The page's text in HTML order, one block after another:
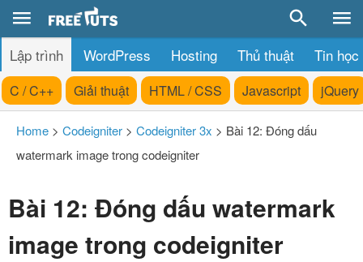
Lập trình WordPress Hosting Thủ thuật Tin học
C / C++ Giải thuật HTML / CSS Javascript jQuery
Home > Codeigniter > Codeigniter 3x > Bài 12: Đóng dấu
watermark image trong codeigniter
Bài 12: Đóng dấu watermark
image trong codeigniter